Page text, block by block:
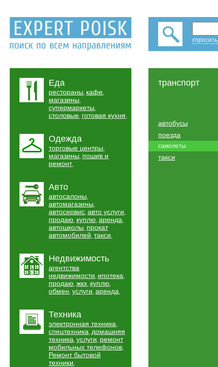
Еда
рестораны, кафе,
магазины,
супермаркеты,
столовые, готовая кухня,
Одежда
торговые центры,
магазины, пошив и
ремонт,
Авто
автосалоны,
автомагазины,
автосервис, авто услуги,
продаю, куплю, аренда,
автошколы, прокат
автомобилей, такси,
Недвижимость
агентства
недвижимости, ипотека,
продаю, жкх, куплю,
обмен, услуги, аренда,
Техника
электронная техника,
спецтехника, домашняя
техника, услуги, ремонт
мобильных телефонов,
Ремонт бытовой
техники,
транспорт
автобусы
поезда
самолеты
такси